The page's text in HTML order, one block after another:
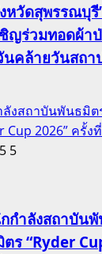
หวัดสุพรรณบุรี
ญร่วมทอดผ้า
คล้ายวันสถา
ลังสถาบันพันธมิ
Cup 2026” ครั้
5
กำลังสถาบัน
ร “Ryder